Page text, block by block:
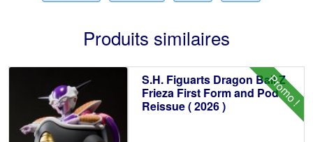
Produits similaires
Promo !
S.H. Figuarts Dragon Ball Z
Frieza First Form and Pod
Reissue ( 2026 )